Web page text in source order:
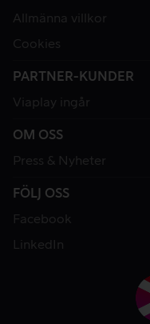
Allmänna villkor
Cookies
PARTNER-KUNDER
Viaplay ingår
OM OSS
Press & Nyheter
FÖLJ OSS
Facebook
LinkedIn